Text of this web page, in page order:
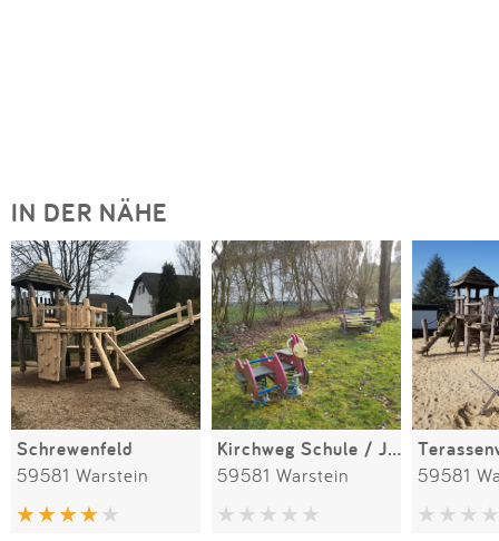
IN DER NÄHE
Schrewenfeld
59581 Warstein
Kirchweg Schule / Jugendraum
59581 Warstein 59581